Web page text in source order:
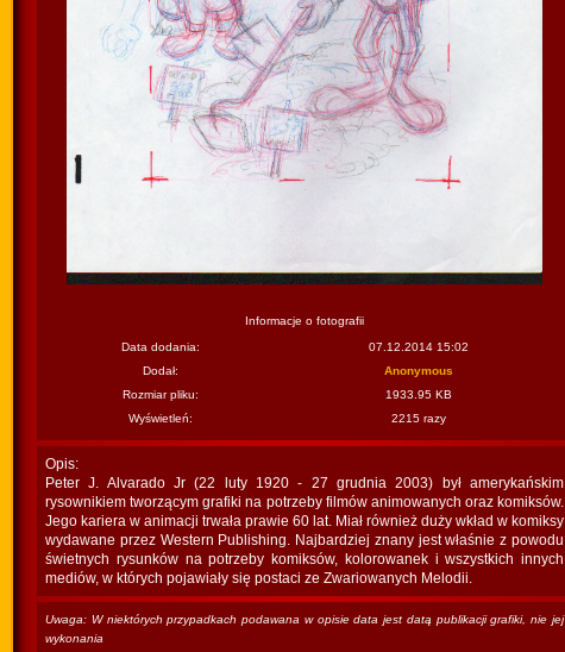
Informacje o fotografii
Data dodania:
07.12.2014 15:02
Dodał:
Anonymous
Rozmiar pliku:
1933.95 KB
Wyświetleń:
2215 razy
Opis:
Peter J. Alvarado Jr (22 luty 1920 - 27 grudnia 2003) był amerykańskim
rysownikiem tworzącym grafiki na potrzeby filmów animowanych oraz komiksów.
Jego kariera w animacji trwała prawie 60 lat. Miał również duży wkład w komiksy
wydawane przez Western Publishing. Najbardziej znany jest właśnie z powodu
świetnych rysunków na potrzeby komiksów, kolorowanek i wszystkich innych
mediów, w których pojawiały się postaci ze Zwariowanych Melodii.
Uwaga: W niektórych przypadkach podawana w opisie data jest datą publikacji grafiki, nie jej
wykonania